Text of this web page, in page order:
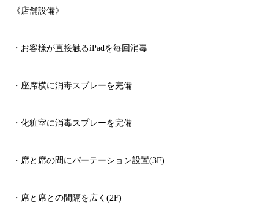
《店舗設備》
・お客様が直接触るiPad を毎回消毒
・座席横に消毒スプレーを完備
・化粧室に消毒スプレーを完備
・席と席の間にパーテーション設置(3F)
・席と席との間隔を広く (2F)